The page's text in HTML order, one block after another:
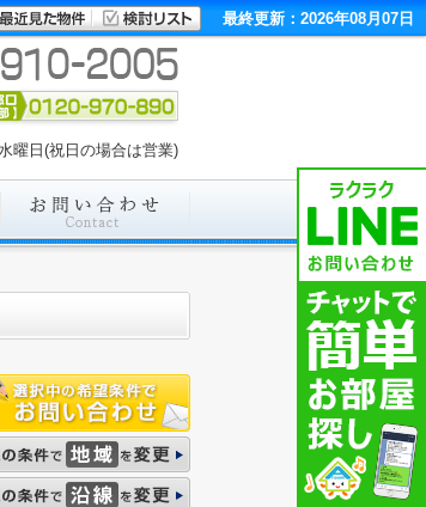
最終更新：2026年08月07日
曜日(祝日の場合は営業)